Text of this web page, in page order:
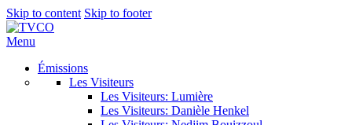
Skip to content Skip to footer
Menu
Émissions
Les Visiteurs
Les Visiteurs: Lumière
Les Visiteurs: Danièle Henkel